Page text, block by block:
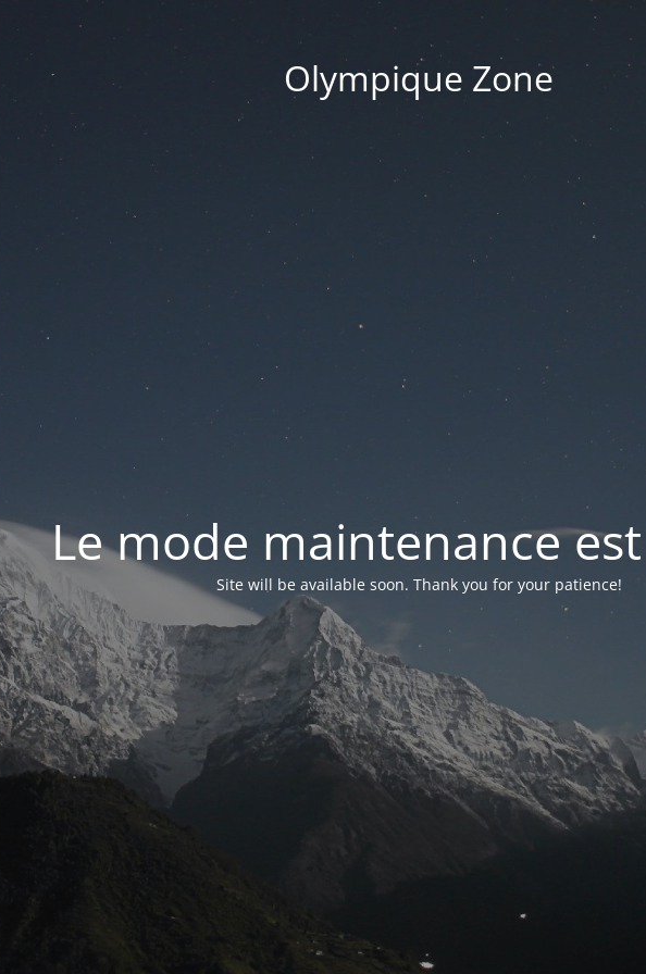
Olympique Zone
Le mode maintenance
Site will be available soon. Thank you for your patience!